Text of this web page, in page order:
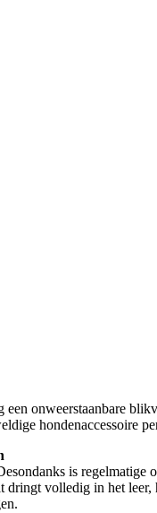
onweerstaanbare
hondenaccessoire
is
volledig in het